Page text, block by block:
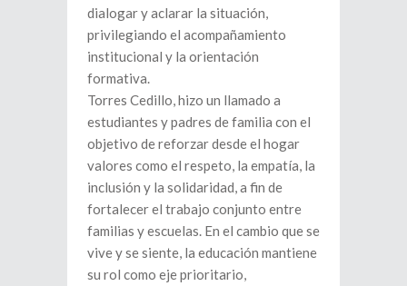
dialogar y aclarar la situación,
privilegiando el acompañamiento
institucional y la orientación
formativa.
Torres Cedillo, hizo un llamado a
estudiantes y padres de familia con el
objetivo de reforzar desde el hogar
valores como el respeto, la empatía, la
inclusión y la solidaridad, a fin de
fortalecer el trabajo conjunto entre
familias y escuelas. En el cambio que se
vive y se siente, la educación mantiene
su rol como eje prioritario,